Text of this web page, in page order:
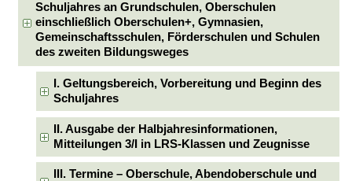
Schuljahres an Grundschulen, Oberschulen
einschließlich Oberschulen+, Gymnasien,
Gemeinschaftsschulen, Förderschulen und Schulen
des zweiten Bildungsweges
I. Geltungsbereich, Vorbereitung und Beginn des
Schuljahres
II. Ausgabe der Halbjahresinformationen,
Mitteilungen 3/I in LRS-Klassen und Zeugnisse
III. Termine – Oberschule, Abendoberschule und